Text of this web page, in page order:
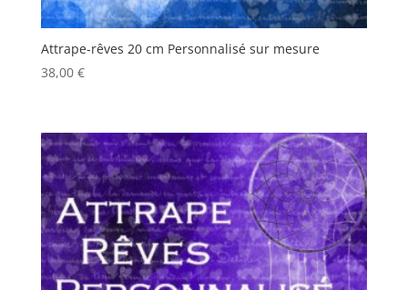
Attrape-rêves 20 cm Personnalisé sur mesure
38,00 €